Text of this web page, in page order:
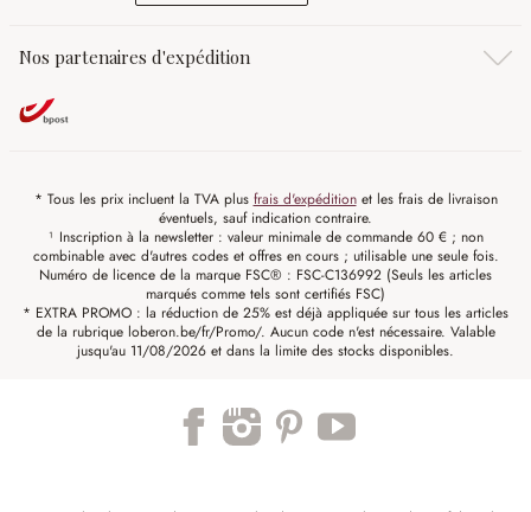
Nos partenaires d'expédition
* Tous les prix incluent la TVA plus frais d'expéditionet les frais de livraison
éventuels, sauf indication contraire.
¹ Inscription à la newsletter : valeur minimale de commande 60 € ; non
combinable avec d'autres codes et offres en cours ; utilisable une seule fois.
Numéro de licence de la marque FSC® : FSC-C136992 (Seuls les articles
marqués comme tels sont certifiés FSC)
* EXTRA PROMO : la réduction de 25% est déjà appliquée sur tous les articles
de la rubrique loberon.be/fr/Promo/. Aucun code n'est nécessaire. Valable
jusqu'au 11/08/2026 et dans la limite des stocks disponibles.